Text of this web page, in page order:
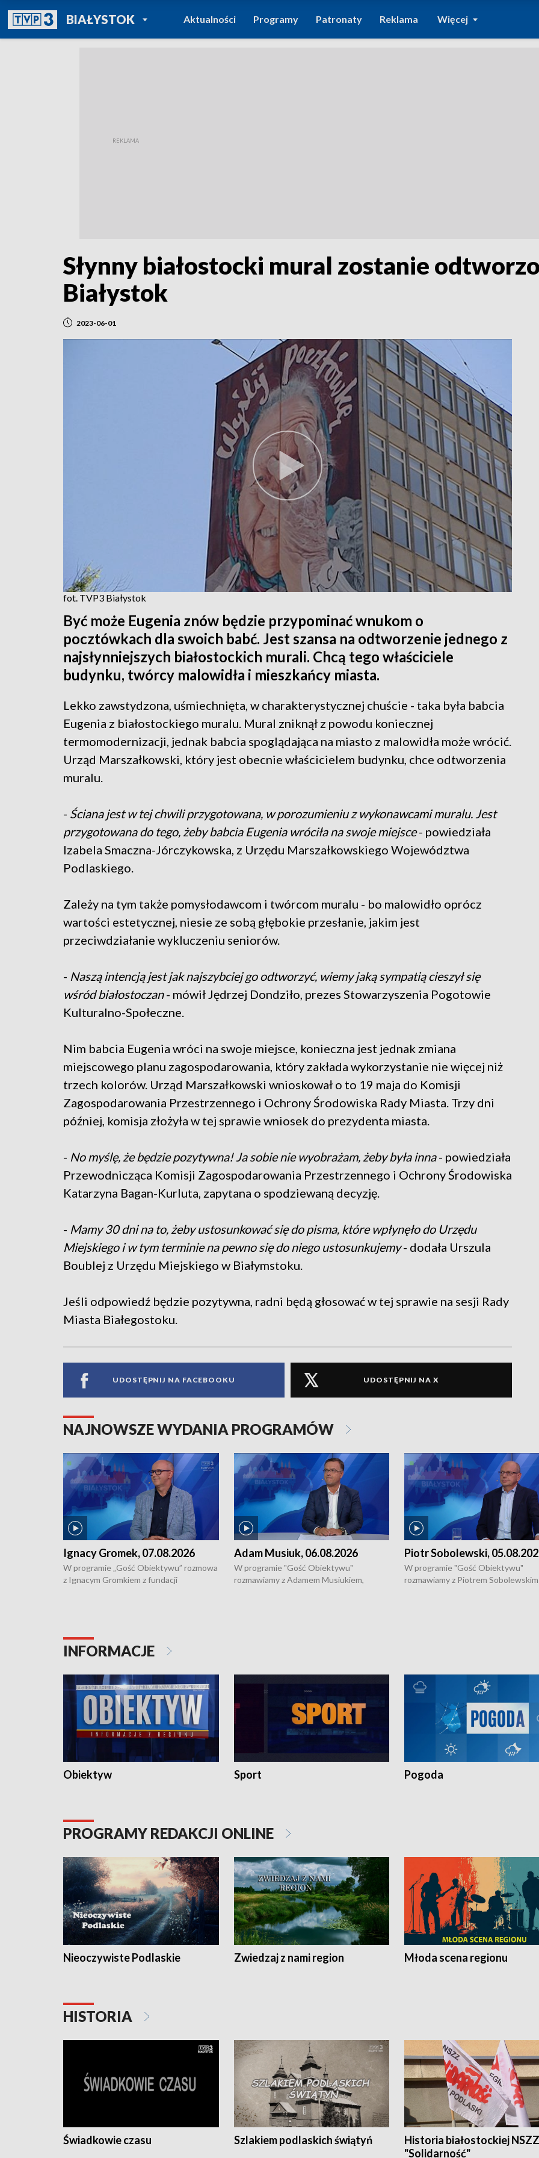
BIAŁYSTOKPOWRÓT DO
TVP REGIONY
Aktualności Programy Patronaty Reklama Więcej
Słynny białostocki mural zostanie
Białystok
2023-06-01
fot. TVP3 Białystok
Być może Eugenia znów będzie przypominać wnukom o
pocztówkach dla swoich babć. Jest szansa na odtworzenie jednego z
najsłynniejszych białostockich murali. Chcą tego właściciele
budynku, twórcy malowidła i mieszkańcy miasta.
Lekko zawstydzona, uśmiechnięta, w charakterystycznej chuście - taka była babcia
Eugenia z białostockiego muralu. Mural zniknął z powodu koniecznej
termomodernizacji, jednak babcia spoglądająca na miasto z malowidła może wrócić.
Urząd Marszałkowski, który jest obecnie właścicielem budynku, chce odtworzenia
muralu.
- Ściana jest w tej chwili przygotowana, w porozumieniu z wykonawcami muralu. Jest
przygotowana do tego, żeby babcia Eugenia wróciła na swoje miejsce- powiedziała
Izabela Smaczna-Jórczykowska, z Urzędu Marszałkowskiego Województwa
Podlaskiego.
Zależy na tym także pomysłodawcom i twórcom muralu - bo malowidło oprócz
wartości estetycznej, niesie ze sobą głębokie przesłanie, jakim jest
przeciwdziałanie wykluczeniu seniorów.
- Naszą intencją jest jak najszybciej go odtworzyć, wiemy jaką sympatią cieszył się
wśród białostoczan- mówił Jędrzej Dondziło, prezes Stowarzyszenia Pogotowie
Kulturalno-Społeczne.
Nim babcia Eugenia wróci na swoje miejsce, konieczna jest jednak zmiana
miejscowego planu zagospodarowania, który zakłada wykorzystanie nie więcej niż
trzech kolorów. Urząd Marszałkowski wnioskował o to 19 maja do Komisji
Zagospodarowania Przestrzennego i Ochrony Środowiska Rady Miasta. Trzy dni
później, komisja złożyła w tej sprawie wniosek do prezydenta miasta.
- No myślę, że będzie pozytywna! Ja sobie nie wyobrażam, żeby była inna- powiedziała
Przewodnicząca Komisji Zagospodarowania Przestrzennego i Ochrony Środowiska
Katarzyna Bagan-Kurluta, zapytana o spodziewaną decyzję.
- Mamy 30 dni na to, żeby ustosunkować się do pisma, które wpłynęło do Urzędu
Miejskiego i w tym terminie na pewno się do niego ustosunkujemy- dodała Urszula
Boublej z Urzędu Miejskiego w Białymstoku.
Jeśli odpowiedź będzie pozytywna, radni będą głosować w tej sprawie na sesji Rady
Miasta Białegostoku.
UDOSTĘPNIJ NA FACEBOOKU UDOSTĘPNIJ NA X
NAJNOWSZE WYDANIA PROGRAMÓW
Ignacy Gromek, 07.08.2026
W programie „Gość Obiektywu” rozmowa
z Ignacym Gromkiem z fundacji
Adam Musiuk, 06.08.2026
W programie "Gość Obiektywu"
rozmawiamy z Adamem Musiukiem,
Piotr Sobolewski,
W programie "Gość Obiektywu"
rozmawiamy z Piotrem
INFORMACJE
Obiektyw Sport Pogoda
PROGRAMY REDAKCJI ONLINE
Nieoczywiste Podlaskie Zwiedzaj z nami region Młoda scena regionu
HISTORIA
Świadkowie czasu Szlakiem podlaskich świątyń
Historia białostockiej NSZZ
"Solidarność"